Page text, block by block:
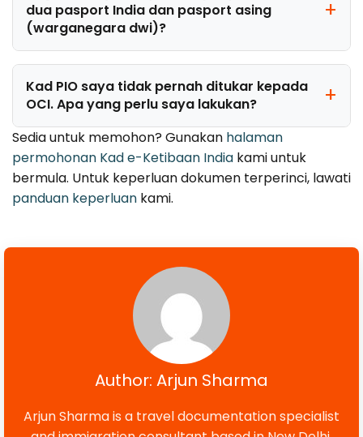
dua pasport India dan pasport asing
(warganegara dwi)?
Kad PIO saya tidak pernah ditukar kepada
OCI. Apa yang perlu saya lakukan?
Sedia untuk memohon? Gunakan halaman
permohonan Kad e-Ketibaan India kami untuk
bermula. Untuk keperluan dokumen terperinci, lawati
panduan keperluan kami.
Author: Arjun Sharma
Arjun Sharma is a travel documentation specialist